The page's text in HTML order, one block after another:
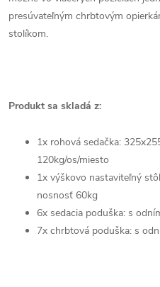
presúvateľným chrbtovým
stolíkom.
Produkt sa skladá z:
1x rohová sedačka:
120kg/os/miesto
1x výškovo nastaviteľný
nosnosť 60kg
6x sedacia poduška: s
7x chrbtová poduška: s